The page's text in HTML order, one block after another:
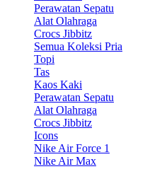
Perawatan Sepatu
Alat Olahraga
Crocs Jibbitz
Semua Koleksi Pria
Topi
Tas
Kaos Kaki
Perawatan Sepatu
Alat Olahraga
Crocs Jibbitz
Icons
Nike Air Force 1
Nike Air Max